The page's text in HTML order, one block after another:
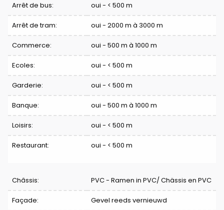
Arrêt de bus: oui - < 500 m
Arrêt de tram: oui - 2000 m à 3000 m
Commerce: oui - 500 m à 1000 m
Ecoles: oui - < 500 m
Garderie: oui - < 500 m
Banque: oui - 500 m à 1000 m
Loisirs: oui - < 500 m
Restaurant: oui - < 500 m
Châssis: PVC - Ramen in PVC/ Chässis en PVC
Façade: Gevel reeds vernieuwd